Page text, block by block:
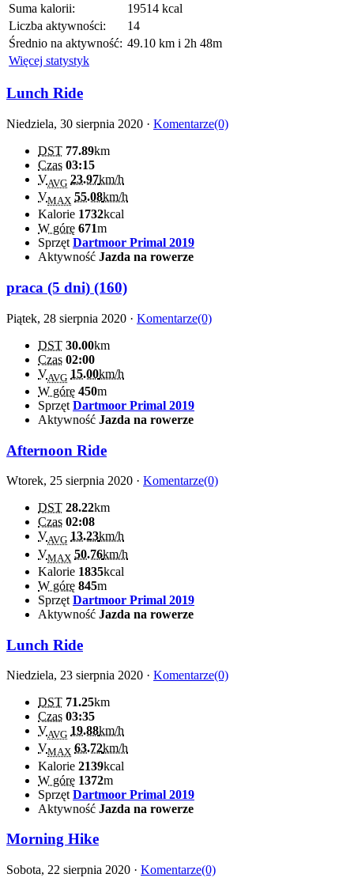
Suma kalorii:
19514 kcal
Liczba aktywności:
14
Średnio na aktywność: 49.10 km i 2h 48m
Więcej statystyk
Lunch Ride
Niedziela, 30 sierpnia 2020 · Komentarze(0)
DST 77.89km
Czas 03:15
VAVG 23.97km/h
VMAX 55.08km/h
Kalorie 1732kcal
W górę 671m
Sprzęt Dartmoor Primal 2019
Aktywność Jazda na rowerze
praca (5 dni) (160)
Piątek, 28 sierpnia 2020 · Komentarze(0)
DST 30.00km
Czas 02:00
VAVG 15.00km/h
W górę 450m
Sprzęt Dartmoor Primal 2019
Aktywność Jazda na rowerze
Afternoon Ride
Wtorek, 25 sierpnia 2020 · Komentarze(0)
DST 28.22km
Czas 02:08
VAVG 13.23km/h
VMAX 50.76km/h
Kalorie 1835kcal
W górę 845m
Sprzęt Dartmoor Primal 2019
Aktywność Jazda na rowerze
Lunch Ride
Niedziela, 23 sierpnia 2020 · Komentarze(0)
DST 71.25km
Czas 03:35
VAVG 19.88km/h
VMAX 63.72km/h
Kalorie 2139kcal
W górę 1372m
Sprzęt Dartmoor Primal 2019
Aktywność Jazda na rowerze
Morning Hike
Sobota, 22 sierpnia 2020 · Komentarze(0)